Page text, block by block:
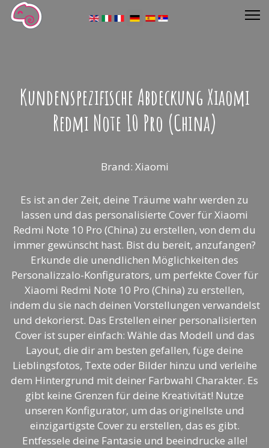
Sprache auswählen
Kundenspezifische Abdeckung Xiaomi
Redmi Note 10 Pro (China)
Brand: Xiaomi
Es ist an der Zeit, deine Träume wahr werden zu
lassen und das personalisierte Cover für Xiaomi
Redmi Note 10 Pro (China) zu erstellen, von dem du
immer gewünscht hast. Bist du bereit, anzufangen?
Erkunde die unendlichen Möglichkeiten des
Personalizzalo-Konfigurators, um perfekte Cover für
Xiaomi Redmi Note 10 Pro (China) zu erstellen,
indem du sie nach deinen Vorstellungen verwandelst
und dekorierst. Das Erstellen einer personalisierten
Cover ist super einfach: Wähle das Modell und das
Layout, die dir am besten gefallen, füge deine
Lieblingsfotos, Texte oder Bilder hinzu und verleihe
dem Hintergrund mit deiner Farbwahl Charakter. Es
gibt keine Grenzen für deine Kreativität! Nutze
unseren Konfigurator, um das originellste und
einzigartigste Cover zu erstellen, das es gibt.
Entfessele deine Fantasie und beeindrucke alle!